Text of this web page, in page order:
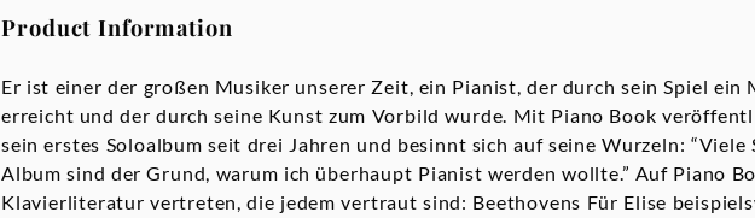
Product Information
Er ist einer der großen Musiker unserer Zeit, ein Pianist, der durch sein Spiel
erreicht und der durch seine Kunst zum Vorbild wurde. Mit Piano Book
sein erstes Soloalbum seit drei Jahren und besinnt sich auf seine Wurzeln: “Viele
Album sind der Grund, warum ich überhaupt Pianist werden wollte.” Auf Piano
Klavierliteratur vertreten, die jedem vertraut sind: Beethovens Für Elise